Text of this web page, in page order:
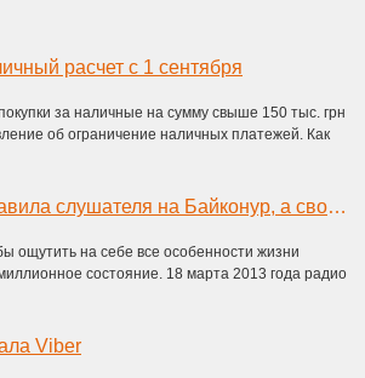
расчет с 1 сентября
за наличные на сумму свыше 150 тыс. грн
об ограничение наличных платежей. Как
Радиостанция «Ретро FM» отправила слушателя на Байконур, а свою лучшую музыку – в космос!
ощутить на себе все особенности жизни
состояние. 18 марта 2013 года радио
Viber